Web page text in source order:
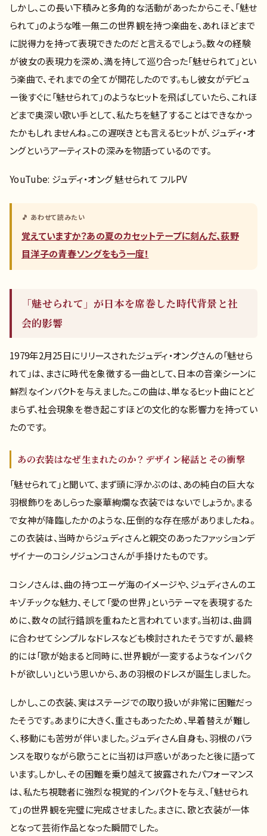
しかし、この長い下積みと多角的な活動があったからこそ、「魅せ
られて」のような唯一無二の世界観を持つ楽曲を、あれほどまで
に説得力を持って表現できたのだと言えるでしょう。数々の経験
が彼女の表現力を深め、満を持して巡り合った「魅せられて」とい
う楽曲で、それまでの全てが開花したのです。もし彼女がデビュ
ー後すぐに「魅せられて」のようなヒットを飛ばしていたら、これほ
どまで奥深い歌い手として、私たちを魅了することはできなかっ
たかもしれませんね。この遅咲きとも言えるヒットが、ジュディ・オ
ングというアーティストの深みを物語っているのです。
YouTube: ジュディ・オング 魅せられて フルPV
🎵 あわせて読みたい
覚えていますか？あの夏のカセットテープに刻んだ、荻野
目洋子の青春ソングをもう一度！
「魅せられて」が日本を席巻した時代背景と社
会的影響
1979年2月25日にリリースされたジュディ・オングさんの「魅せら
れて」は、まさに時代を象徴する一曲として、日本の音楽シーンに
鮮烈なインパクトを与えました。この曲は、単なるヒット曲にとど
まらず、社会現象を巻き起こすほどの文化的な影響力を持ってい
たのです。
あの衣装はなぜ生まれたのか？デザイン秘話とその衝撃
「魅せられて」と聞いて、まず頭に浮かぶのは、あの純白の巨大な
羽根飾りをあしらった豪華絢爛な衣装ではないでしょうか。まる
で女神が降臨したかのような、圧倒的な存在感がありましたね。
この衣装は、当時からジュディさんと親交のあったファッションデ
ザイナーのコシノジュンコさんが手掛けたものです。
コシノさんは、曲の持つエーゲ海のイメージや、ジュディさんのエ
キゾチックな魅力、そして「愛の世界」というテーマを表現するた
めに、数々の試行錯誤を重ねたと言われています。当初は、曲調
に合わせてシンプルなドレスなども検討されたそうですが、最終
的には「歌が始まると同時に、世界観が一変するようなインパク
トが欲しい」という思いから、あの羽根のドレスが誕生しました。
しかし、この衣装、実はステージでの取り扱いが非常に困難だっ
たそうです。あまりに大きく、重さもあったため、早着替えが難し
く、移動にも苦労が伴いました。ジュディさん自身も、羽根のバラ
ンスを取りながら歌うことに当初は戸惑いがあったと後に語って
います。しかし、その困難を乗り越えて披露されたパフォーマンス
は、私たち視聴者に強烈な視覚的インパクトを与え、「魅せられ
て」の世界観を完璧に完成させました。まさに、歌と衣装が一体
となって芸術作品となった瞬間でした。